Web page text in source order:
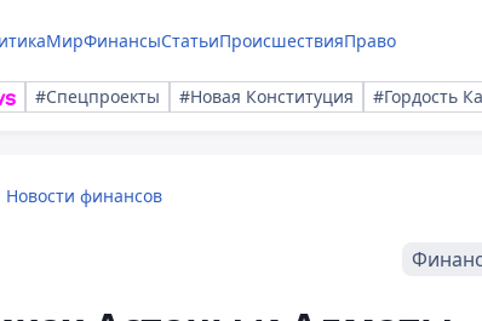
МирФинансыСтатьиПроисшествияПраво
#Спецпроекты #Новая Конституция #Гордость
Новости финансов